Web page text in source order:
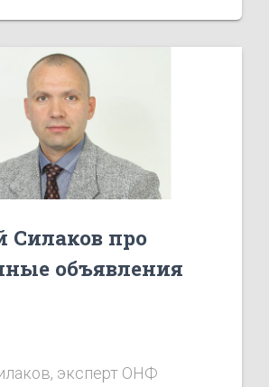
Силаков про
объявления
эксперт ОНФ